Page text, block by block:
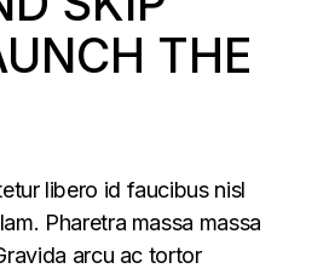
THE
libero id faucibus nisl
Pharetra massa massa
arcu ac tortor